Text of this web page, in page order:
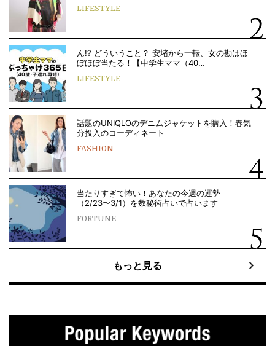
LIFESTYLE
ん!? どういうこと？ 安堵から一転、女の勘はほ
ぼほぼ当たる！【中学生ママ（40…
LIFESTYLE
話題のUNIQLOのデニムジャケットを購入！春気
分投入のコーディネート
FASHION
当たりすぎて怖い！あなたの今週の運勢
（2/23〜3/1）を数秘術占いで占います
FORTUNE
もっと見る